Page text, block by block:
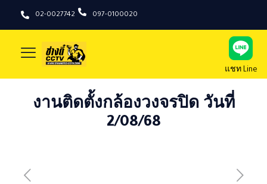
02-0027742 097-0100020
แชท Line
งานติดตั้งกล้องวงจรปิด วันที่
2/08/68